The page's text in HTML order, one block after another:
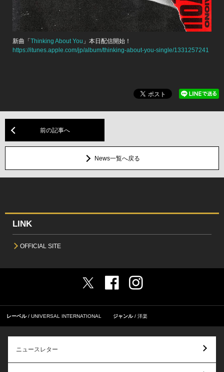
新曲「 Thinking About You 」本日配信開始！
https://itunes.apple.com/jp/album/thinking-about-you-single/1331257241
前の記事へ
News一覧へ戻る
LINK
OFFICIAL SITE
レーベル UNIVERSAL INTERNATIONAL ジャンル 洋楽
ニュースレター